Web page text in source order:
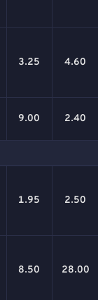
3.25 4.60
9.00 2.40
1.95 2.50
8.50 28.00